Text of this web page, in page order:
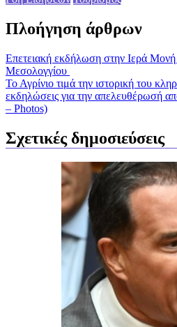
Πλοήγηση άρθρων
Επετειακή εκδήλωση στην Ιερά
Μεσολογγίου
Το Αγρίνιο τιμά την ιστορική του
εκδηλώσεις για την απελευθέρωσή
– Photos)
Σχετικές δημοσιεύσεις